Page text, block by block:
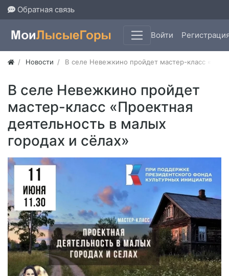
Обратная связь
Войти
Новости В селе Невежкино пройдет мастер-класс
В селе Невежкино пройдет
мастер-класс «Проектная
деятельность в малых
городах и сёлах»